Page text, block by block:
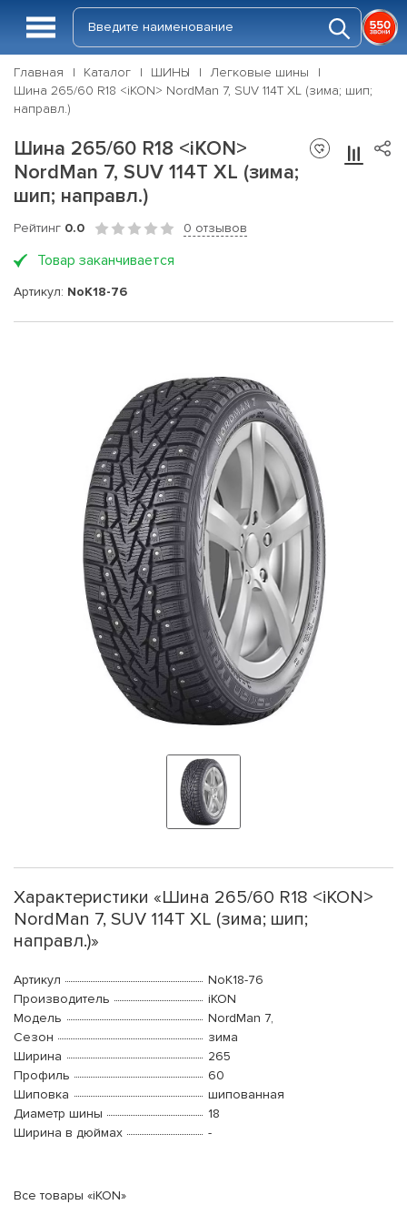
Главная Каталог ШИНЫ
Легковые шины
Шина 265/60 R18 <iKON> NordMan 7, SUV 114T XL (зима; шип;
направл.)
Шина 265/60 R18 <iKON>
NordMan 7, SUV 114T XL (зима;
шип; направл.)
Рейтинг 0.0 0 отзывов
Товар заканчивается
Артикул: NoK18-76
Характеристики «Шина 265/60 R18 <iKON>
NordMan 7, SUV 114T XL (зима; шип;
направл.)»
Артикул
NoK18-76
Производитель
iKON
Модель
NordMan 7,
Сезон
зима
Ширина
265
Профиль
60
Шиповка
шипованная
Диаметр шины
18
Ширина в дюймах
-
Все товары «iKON»